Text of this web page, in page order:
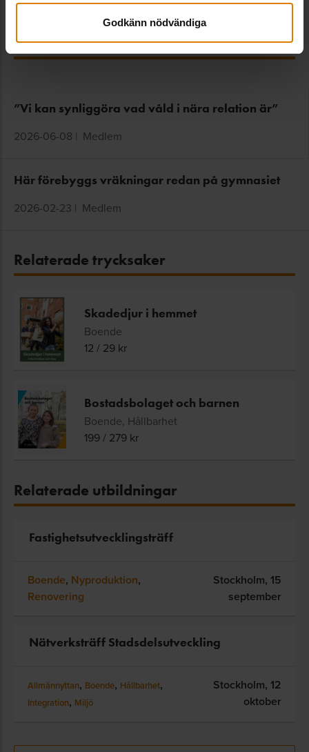
Godkänn nödvändiga
Fler nyheter
”Vi kan synliggöra vad våld i nära relation är”
2026-06-08 | Medlem
Här förebyggs vräkningar redan på gymnasiet
2026-02-23 | Medlem
Relaterade trycksaker
Skadedjur i hemmet
Boende
12 / 29 kr
Bostadsbolaget och barnen
Boende, Hållbarhet
199/ 279 kr
Relaterade utbildningar
Fastighetsutvecklingsträff
Boende, Nyproduktion,
Renovering
Stockholm, 15
september
Nätverksträff Stadsdelsutveckling
Allmännyttan, Boende, Hållbarhet,
Integration, Miljö
Stockholm, 12
oktober